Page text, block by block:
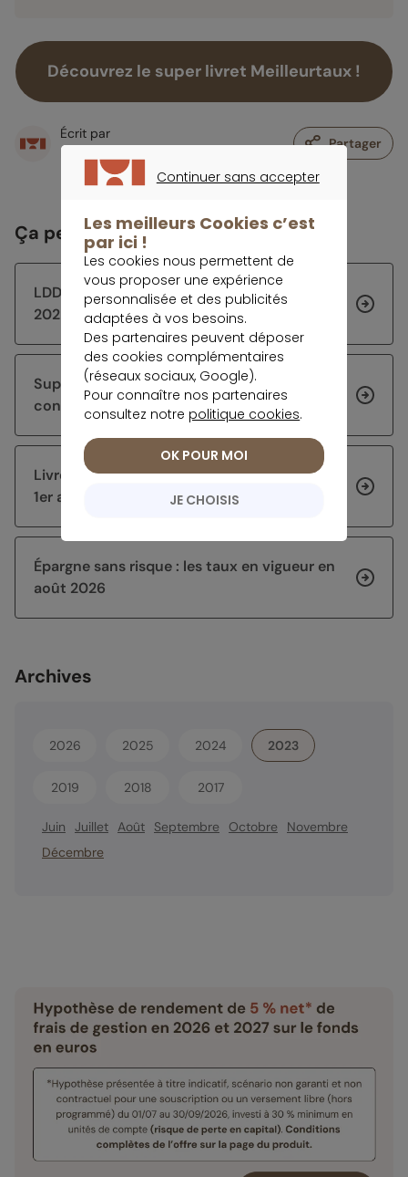
Découvrez le super livret Meilleurtaux !
Écrit par
Rédaction meilleurtaux Placement
Partager
Ça peut vous intéresser
LDDS à 1,7% : pourquoi il gagne du terrain en
2025
Super-livrets : jusqu’à 5% brut, sous
conditions
Livret Jeune : quels taux après la hausse au
1er août ?
Épargne sans risque : les taux en vigueur en
août 2026
Archives
2026 2025 2024 2023
2019 2018 2017
Juin Juillet Août Septembre Octobre
Novembre
Décembre
Continuer sans accepter
Les meilleurs Cookies c’est
par ici !
Les cookies nous permettent de
vous proposer une expérience
personnalisée et des publicités
adaptées à vos besoins.
Des partenaires peuvent déposer
des cookies complémentaires
(réseaux sociaux, Google).
Pour connaître nos partenaires
consultez notre politique cookies.
JE CHOISIS
OK POUR MOI